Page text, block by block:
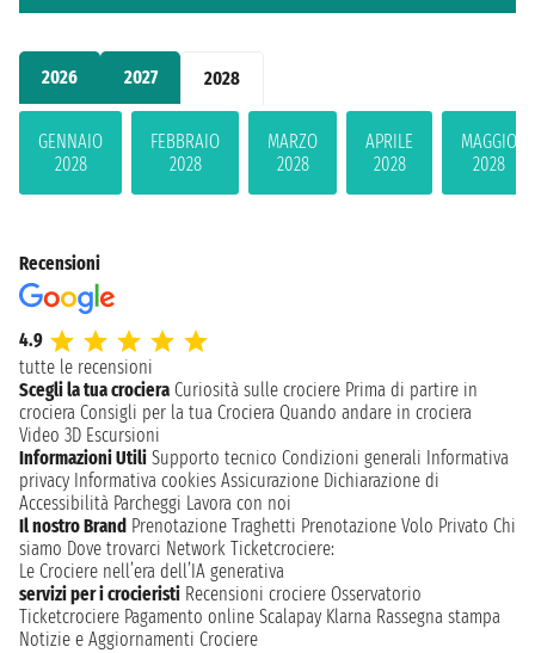
2026 2027 2028
GENNAIO
2028
FEBBRAIO
2028
MARZO
2028
APRILE
2028
MAGGIO
2028
Recensioni
4.9
tutte le recensioni
Scegli la tua crociera Curiosità sulle crociere Prima di partire in
crociera Consigli per la tua Crociera Quando andare in crociera
Video 3D Escursioni
Informazioni Utili Supporto tecnico Condizioni generali Informativa
privacy Informativa cookies Assicurazione Dichiarazione di
Accessibilità Parcheggi Lavora con noi
Il nostro Brand Prenotazione Traghetti Prenotazione Volo Privato Chi
siamo Dove trovarci Network Ticketcrociere:
Le Crociere nell’era dell’IA generativa
servizi per i crocieristi Recensioni crociere Osservatorio
Ticketcrociere Pagamento online Scalapay Klarna Rassegna stampa
Notizie e Aggiornamenti Crociere